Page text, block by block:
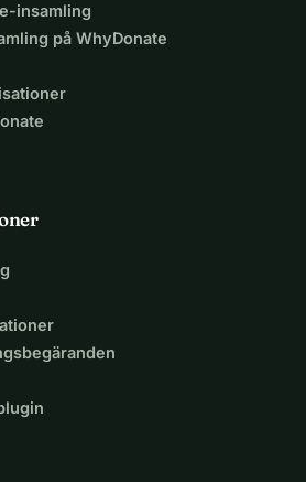
insamling
på WhyDonate